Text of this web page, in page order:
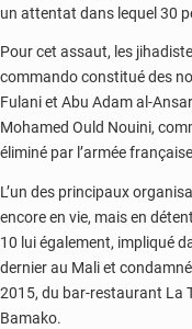
un attentat dans lequel 30
Pour cet assaut, les
commando constitué des
Fulani et Abu Adam al-
Mohamed Ould Nouini,
éliminé par l’armée
L’un des principaux
encore en vie, mais en
10 lui également, impliqué
dernier au Mali et
2015, du bar-restaurant La
Bamako.